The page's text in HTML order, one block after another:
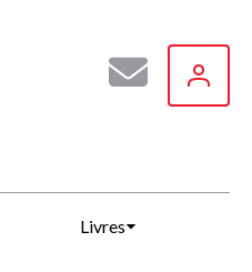
Livres